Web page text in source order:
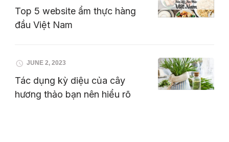
Top 5 website ẩm thực hàng
đầu Việt Nam
JUNE 2, 2023
Tác dụng kỳ diệu của cây
hương thảo bạn nên hiểu rõ